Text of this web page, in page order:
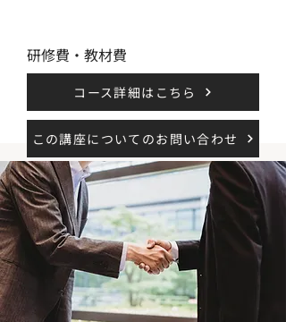
研修費・教材費
コース詳細はこちら
この講座についてのお問い合わせ